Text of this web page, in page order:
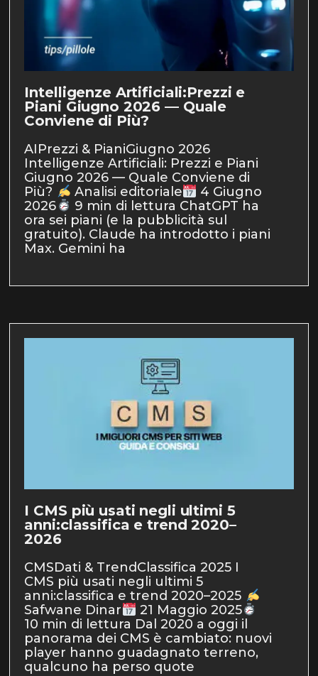
Intelligenze Artificiali:Prezzi e
Piani Giugno 2026 — Quale
Conviene di Più?
AIPrezzi & PianiGiugno 2026
Intelligenze Artificiali: Prezzi e Piani
Giugno 2026 — Quale Conviene di
Più?
Analisi editoriale
4 Giugno
2026
9 min di lettura ChatGPT ha
ora sei piani (e la pubblicità sul
gratuito). Claude ha introdotto i piani
Max. Gemini ha
I CMS più usati negli ultimi 5
anni:classifica e trend 2020–
2026
CMSDati & TrendClassifica 2025 I
CMS più usati negli ultimi 5
anni:classifica e trend 2020–2025
Safwane Dinar
21 Maggio 2025
10 min di lettura Dal 2020 a oggi il
panorama dei CMS è cambiato: nuovi
player hanno guadagnato terreno,
qualcuno ha perso quote